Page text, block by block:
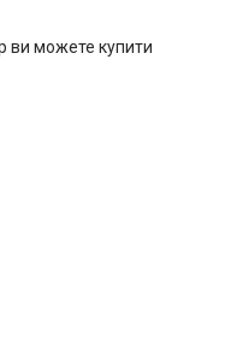
ви можете купити